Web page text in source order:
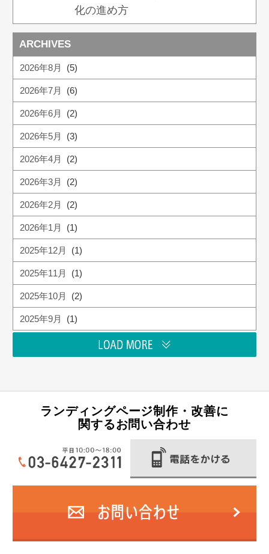
化の進め方
ARCHIVES
2026年8月 (5)
2026年7月 (6)
2026年6月 (2)
2026年5月 (3)
2026年4月 (2)
2026年3月 (2)
2026年2月 (2)
2026年1月 (1)
2025年12月 (1)
2025年11月 (1)
2025年10月 (2)
2025年9月 (1)
ランディングページ制作・改善に
関するお問い合わせ